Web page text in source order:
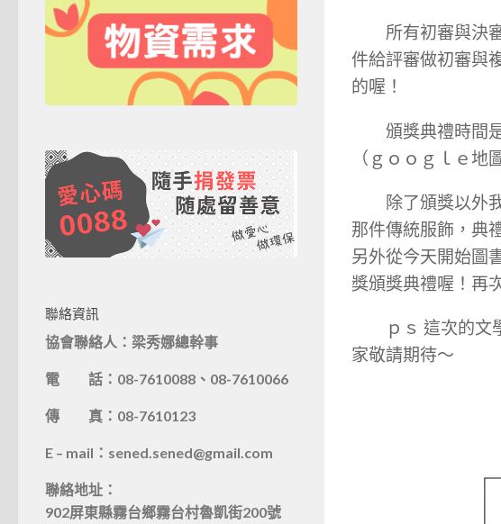
所有初審與決審
件給評審做初審與
的喔！
頒獎典禮時間是
（ｇｏｏｇｌｅ地
除了頒獎以外我
那件傳統服飾，典
另外從今天開始圖
獎頒獎典禮喔！再
ｐｓ 這次的文學
家敬請期待～
聯絡資訊
協會聯絡人：梁秀娜總幹事
電 話：08-7610088、08-7610066
傳 真：08-7610123
E – mail：sened.sened@gmail.com
聯絡地址：
902屏東縣霧台鄉霧台村魯凱街200號